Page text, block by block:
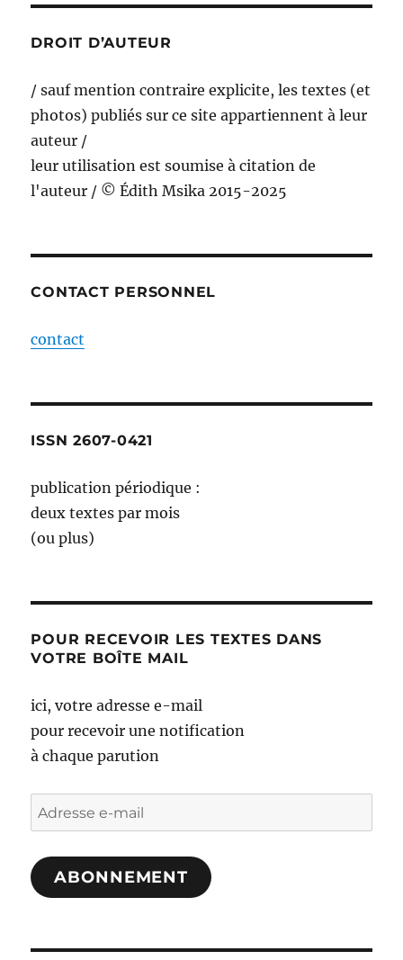
DROIT D’AUTEUR
/ sauf mention contraire explicite, les textes (et
photos) publiés sur ce site appartiennent à leur
auteur /
leur utilisation est soumise à citation de
l'auteur / © Édith Msika 2015-2025
CONTACT PERSONNEL
contact
ISSN 2607-0421
publication périodique :
deux textes par mois
(ou plus)
POUR RECEVOIR LES TEXTES DANS
VOTRE BOÎTE MAIL
ici, votre adresse e-mail
pour recevoir une notification
à chaque parution
Adresse
e-
mail
ABONNEMENT